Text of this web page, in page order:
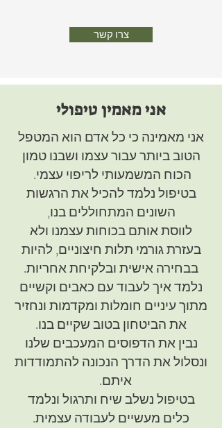
צרו קשר
אני מאמין טיפולי
אני מאמינה כי כל אדם הוא המטפל
הטוב ביותר עבור עצמו ושבנו טמון
הכוח המשמעותי לריפוי עצמי.
בטיפול נלמד להכיל את הרגשות
השונים המתחוללים בנו,
לווסת אותם בכוחות עצמנו ולא
בעזרת גורמי תלות חיצוניים, להיות
בבחירה אישית ובלקיחת אחריות.
נלמד איך לעבוד עם כאבים וקשיים
מתוך עיניים חומלות ומקדמות ונחזיר
את הביטחון בטוב שקיים בנו.
נבין את הדפוסים המעכבים שלנו
ונסלול את הדרך הנכונה להתמודדות
איתם.
בטיפול נשלב שיח ותרגול ונלמד
כלים מעשיים לעבודה עצמית.